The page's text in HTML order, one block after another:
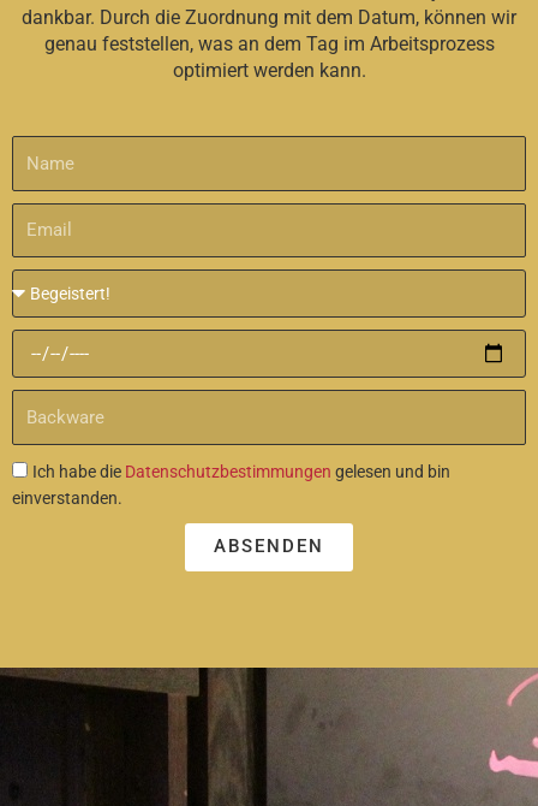
dankbar. Durch die Zuordnung mit dem Datum, können wir
genau feststellen, was an dem Tag im Arbeitsprozess
optimiert werden kann.
Nachricht
Datum
Akzeptanz
Ich habe die Datenschutzbestimmungen gelesen und bin
einverstanden.
ABSENDEN